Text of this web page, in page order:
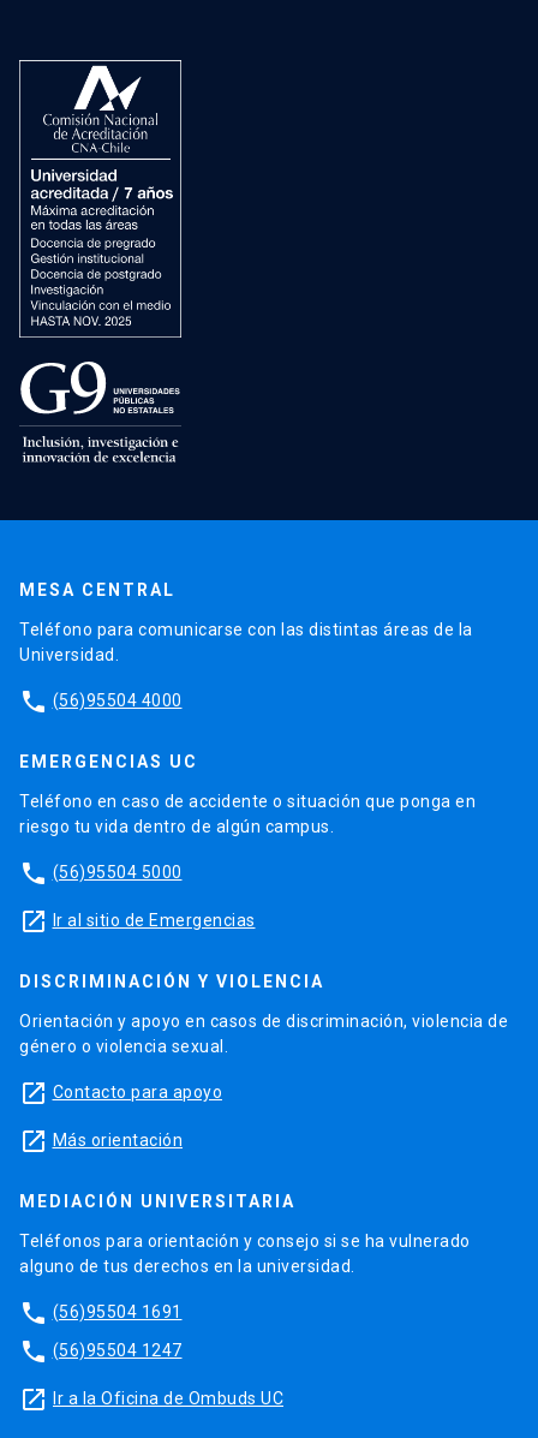
MESA CENTRAL
Teléfono para comunicarse con las distintas áreas de la
Universidad.
phone (56)95504 4000
EMERGENCIAS UC
Teléfono en caso de accidente o situación que ponga en
riesgo tu vida dentro de algún campus.
phone (56)95504 5000
launch Ir al sitio de Emergencias
DISCRIMINACIÓN Y VIOLENCIA
Orientación y apoyo en casos de discriminación, violencia de
género o violencia sexual.
launch Contacto para apoyo
launch Más orientación
MEDIACIÓN UNIVERSITARIA
Teléfonos para orientación y consejo si se ha vulnerado
alguno de tus derechos en la universidad.
phone (56)95504 1691
phone (56)95504 1247
launch Ir a la Oficina de Ombuds UC